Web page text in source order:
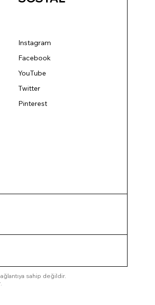
Instagram
Facebook
YouTube
Twitter
Pinterest
sahip değildir.